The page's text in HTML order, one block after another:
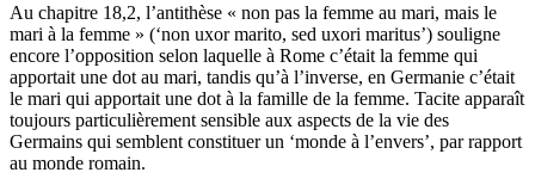
Au chapitre 18,2, l’antithèse « non pas la femme au mari, mais le
mari à la femme » (‘non uxor marito, sed uxori maritus’) souligne
encore l’opposition selon laquelle à Rome c’était la femme qui
apportait une dot au mari, tandis qu’à l’inverse, en Germanie c’était
le mari qui apportait une dot à la famille de la femme. Tacite apparaît
toujours particulièrement sensible aux aspects de la vie des
Germains qui semblent constituer un ‘monde à l’envers’, par rapport
au monde romain.